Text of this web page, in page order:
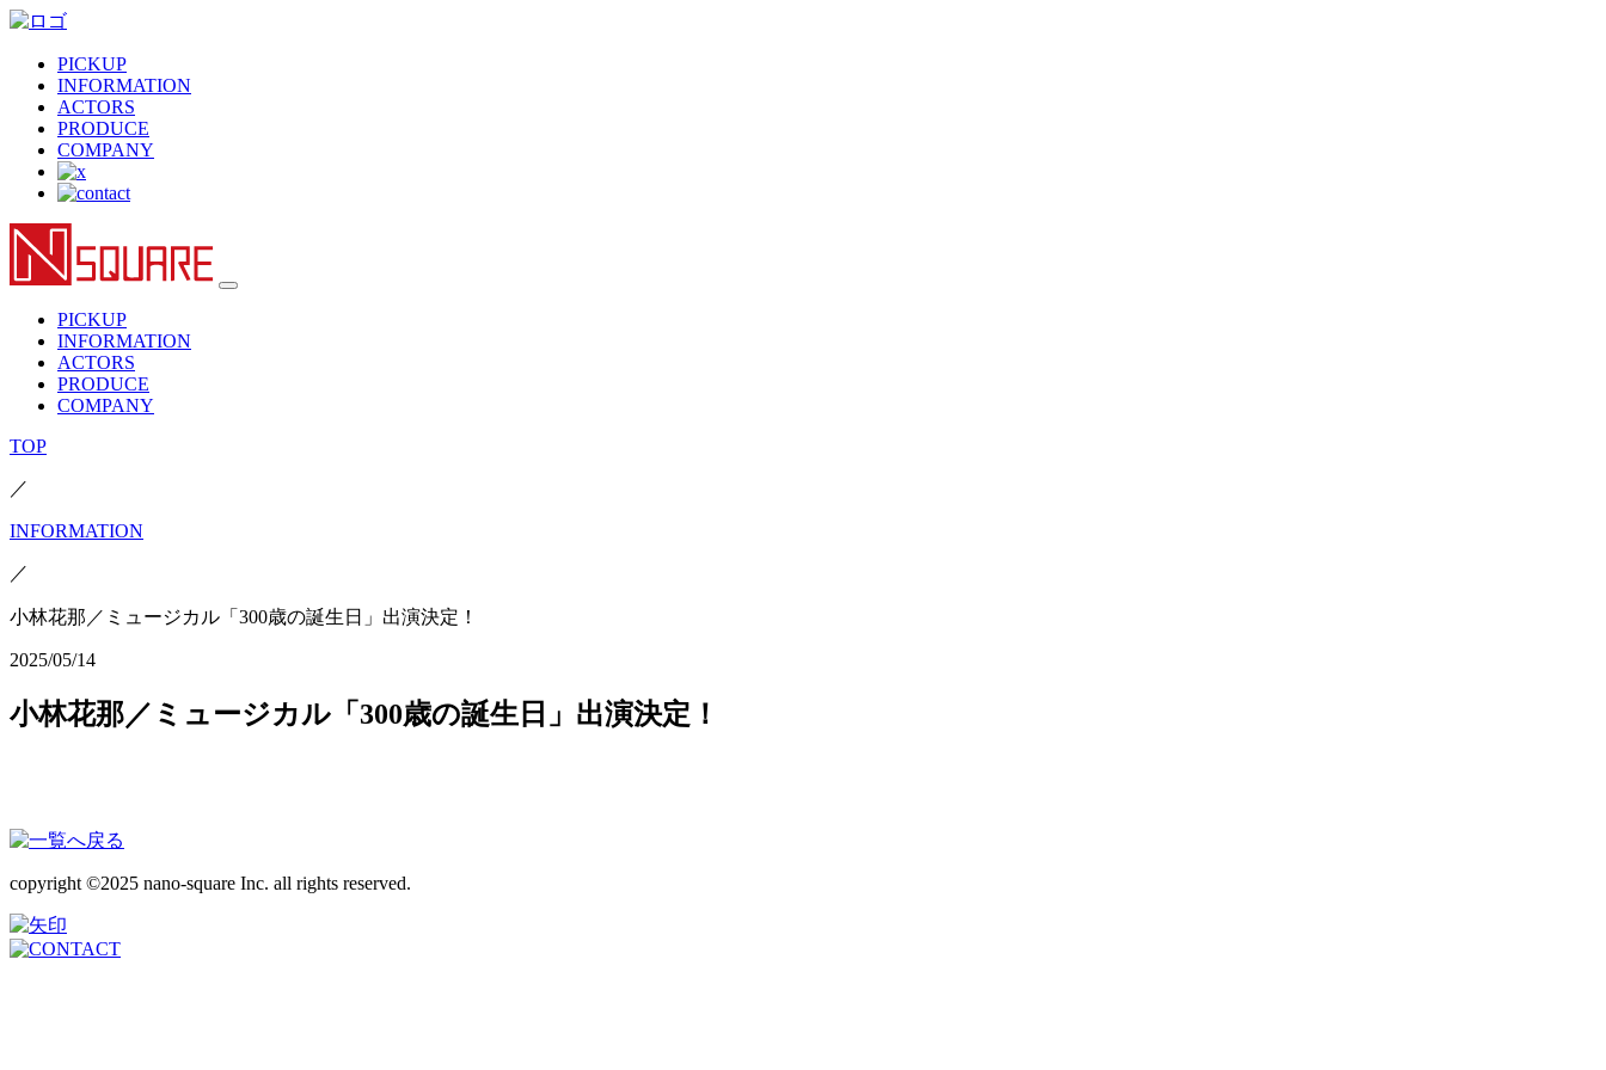
PICKUP
INFORMATION
ACTORS
PRODUCE
COMPANY
PICKUP
INFORMATION
ACTORS
PRODUCE
COMPANY
TOP
／
INFORMATION
／
小林花那／ミュージカル「300歳の誕生日」出演決定！
2025/05/14
小林花那／ミュージカル「300歳の誕生日」出演決定！
copyright ©2025 nano-square Inc. all rights reserved.